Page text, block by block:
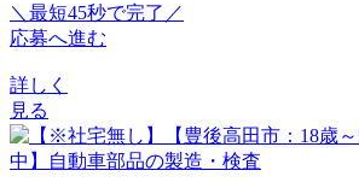
＼最短45秒で完了／
応募へ進む
詳しく
見る